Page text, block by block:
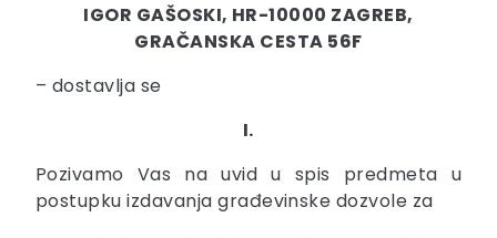
IGOR GAŠOSKI, HR-10000 ZAGREB,
GRAČANSKA CESTA 56F
– dostavlja se
I.
Pozivamo Vas na uvid u spis predmeta u
postupku izdavanja građevinske dozvole za